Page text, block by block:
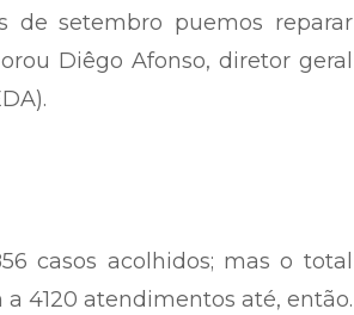
de setembro puemos reparar
Diêgo Afonso, diretor geral
casos acolhidos; mas o total
4120 atendimentos até, então.